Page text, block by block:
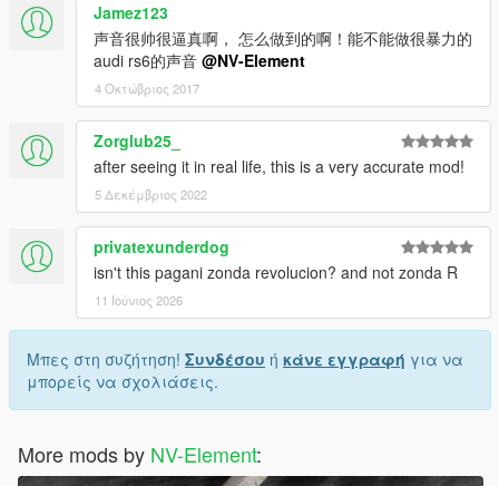
Jamez123
声音很帅很逼真啊， 怎么做到的啊！能不能做很暴力的
audi rs6的声音 @NV-Element
4 Οκτώβριος 2017
Zorglub25_
after seeing it in real life, this is a very accurate mod!
5 Δεκέμβριος 2022
privatexunderdog
isn't this pagani zonda revolucion? and not zonda R
11 Ιούνιος 2026
Μπες στη συζήτηση! Συνδέσου ή κάνε εγγραφή για να
μπορείς να σχολιάσεις.
More mods by NV-Element: